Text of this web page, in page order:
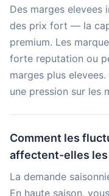
Des marges
des prix fort — la
premium. Les
forte reputation ou
marges plus
une pression sur les
Comment les
affectent-elles les
La demande
En haute saison,